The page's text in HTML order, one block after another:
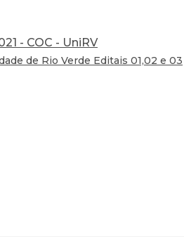
- COC - UniRV
de Rio Verde Editais 01,02 e 03